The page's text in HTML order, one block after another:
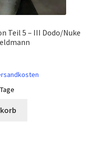
Teil 5 – III Dodo/Nuke